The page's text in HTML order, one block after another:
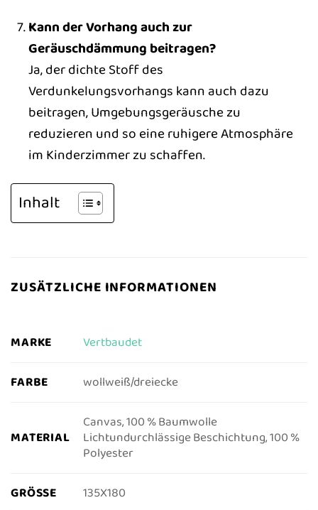
Kann der Vorhang auch zur
Geräuschdämmung beitragen?
Ja, der dichte Stoff des
Verdunkelungsvorhangs kann auch dazu
beitragen, Umgebungsgeräusche zu
reduzieren und so eine ruhigere Atmosphäre
im Kinderzimmer zu schaffen.
Inhalt
ZUSÄTZLICHE INFORMATIONEN
MARKE Vertbaudet
FARBE wollweiß/dreiecke
MATERIAL
Canvas, 100 % Baumwolle
Lichtundurchlässige Beschichtung, 100 %
Polyester
GRÖSSE 135X180